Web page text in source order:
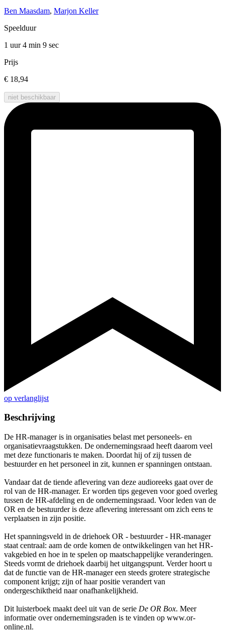
Ben Maasdam, Marjon Keller
Speelduur
1 uur 4 min 9 sec
Prijs
€ 18,94
niet beschikbaar
op verlanglijst
Beschrijving
De HR-manager is in organisaties belast met personeels- en
organisatievraagstukken. De ondernemingsraad heeft daarom veel
met deze functionaris te maken. Doordat hij of zij tussen de
bestuurder en het personeel in zit, kunnen er spanningen ontstaan.
Vandaar dat de tiende aflevering van deze audioreeks gaat over de
rol van de HR-manager. Er worden tips gegeven voor goed overleg
tussen de HR-afdeling en de ondernemingsraad. Voor leden van de
OR en de bestuurder is deze aflevering interessant om zich eens te
verplaatsen in zijn positie.
Het spanningsveld in de driehoek OR - bestuurder - HR-manager
staat centraal: aam de orde komen de ontwikkelingen van het HR-
vakgebied en hoe in te spelen op maatschappelijke veranderingen.
Steeds vormt de driehoek daarbij het uitgangspunt. Verder hoort u
dat de functie van de HR-manager een steeds grotere strategische
component krijgt; zijn of haar positie verandert van
ondergeschiktheid naar onafhankelijkheid.
Dit luisterboek maakt deel uit van de serie De OR Box. Meer
informatie over ondernemingsraden is te vinden op www.or-
online.nl.